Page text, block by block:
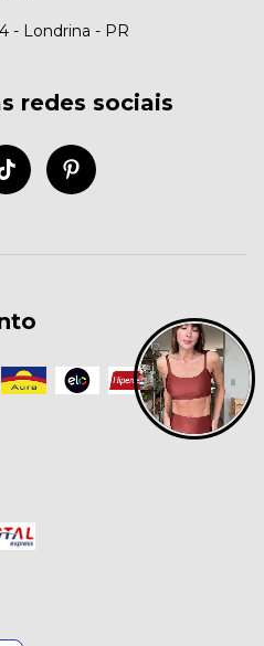
- Londrina - PR
redes sociais